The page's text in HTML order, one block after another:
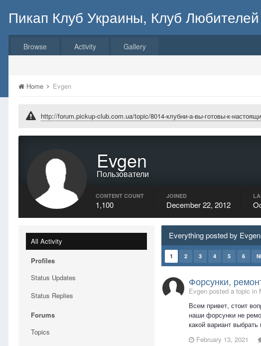
Пикап Клуб Украины, Клуб
Browse Activity Gallery
Home Evgen
http://forum.pickup-club.com.ua/topic/8014-клубни-а-вы-готовы-к-
Evgen
Пользователи
CONTENT COUNT
1,100
JOINED
December 22, 2012
All Activity
Profiles
Status Updates
Status Replies
Forums
Topics
Everything posted by Evgen
1 2 3 4 5 6
Форсунки,
Evgen posted a topic in
Всем привет, стоит
наши форсунки не
какой вариант
February 13, 2021